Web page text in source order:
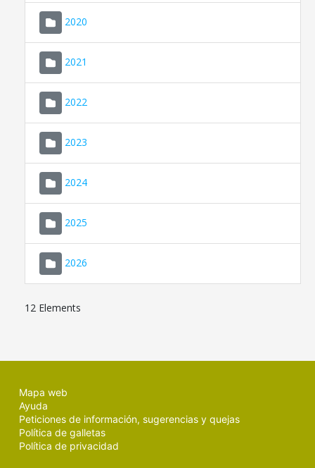
2020
2021
2022
2023
2024
2025
2026
12 Elements
Mapa web
Ayuda
Peticiones de información, sugerencias y quejas
Política de galletas
Política de privacidad